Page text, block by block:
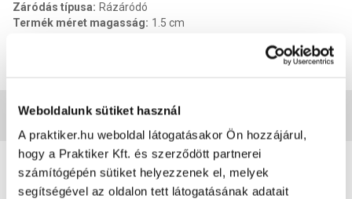
Weboldalunk sütiket használ
A praktiker.hu weboldal látogatásakor Ön hozzájárul,
hogy a Praktiker Kft. és szerződött partnerei
számítógépén sütiket helyezzenek el, melyek
segítségével az oldalon tett látogatásának adatait
Záródás típusa: Rázáródó
Termék méret magasság: 1.5 cm
Vásárlói vélemények
0 0értékelés